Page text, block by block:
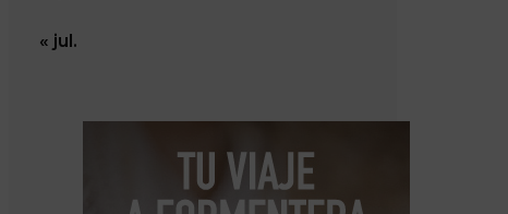
« jul.